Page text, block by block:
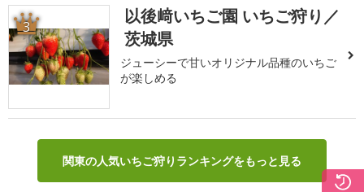
3
以後﨑いちご園 いちご狩り／
茨城県
ジューシーで甘いオリジナル品種のいちご
が楽しめる
関東の人気いちご狩りランキングをもっと見る